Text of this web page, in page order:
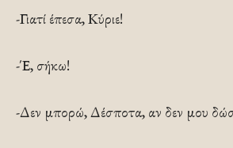
-Γιατί έπεσα, Κύριε!
-Έ, σήκω!
-Δεν μπορώ, Δέσποτα, αν δεν μου